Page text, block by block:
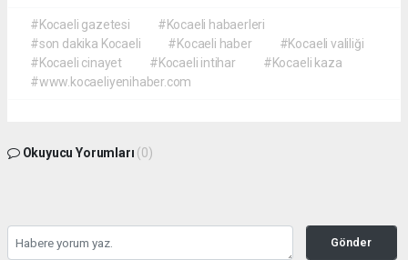
#Kocaeli gazetesi
#Kocaeli habaerleri
#son dakika Kocaeli
#Kocaeli haber
#Kocaeli valiliği
#Kocaeli cinayet
#Kocaeli intihar
#Kocaeli kaza
#www.kocaeliyenihaber.com
Okuyucu Yorumları (0)
Gönder